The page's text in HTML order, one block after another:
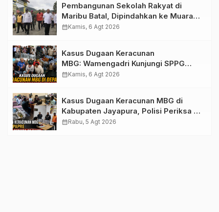
Pembangunan Sekolah Rakyat di
Maribu Batal, Dipindahkan ke Muara
Tami, Ini Sebabnya
calendar_monthKamis, 6 Agt 2026
Kasus Dugaan Keracunan
MBG: Wamengadri Kunjungi SPPG
Yayasan KIS Papua, Ini yang
calendar_monthKamis, 6 Agt 2026
Kasus Dugaan Keracunan MBG di
Kabupaten Jayapura, Polisi Periksa 30
Orang Saksi
calendar_monthRabu, 5 Agt 2026